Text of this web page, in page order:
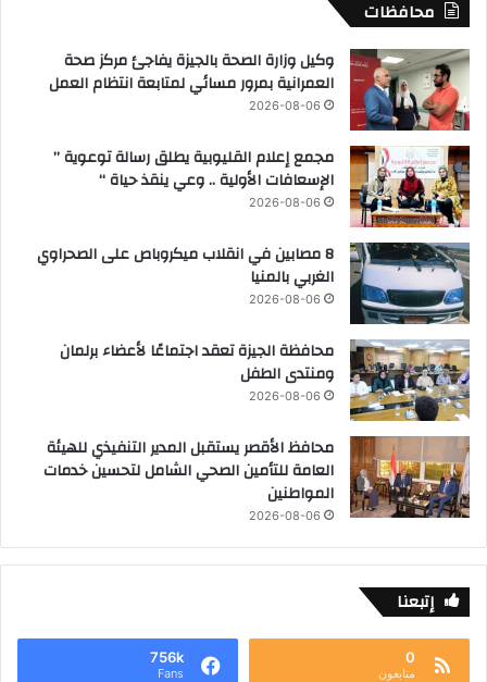
محافظات
وكيل وزارة الصحة بالجيزة يفاجئ مركز صحة
العمرانية بمرور مسائي لمتابعة انتظام العمل
2026-08-06
مجمع إعلام القليوبية يطلق رسالة توعوية ”
الإسعافات الأولية .. وعي ينقذ حياة “
2026-08-06
8 مصابين في انقلاب ميكروباص على الصحراوي
الغربي بالمنيا
2026-08-06
محافظة الجيزة تعقد اجتماعًا لأعضاء برلمان
ومنتدى الطفل
2026-08-06
محافظ الأقصر يستقبل المدير التنفيذي للهيئة
العامة للتأمين الصحي الشامل لتحسين خدمات
المواطنين
2026-08-06
إتبعنا
0
متابعون
756k
Fans